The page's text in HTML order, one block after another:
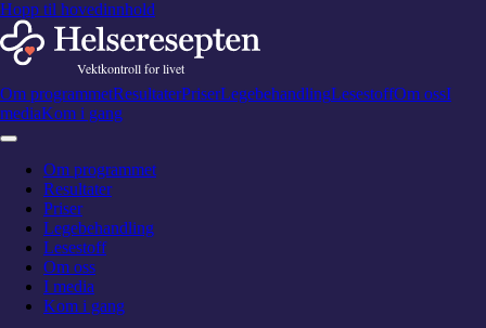
Hopp til hovedinnhold
Om programmetResultaterPriserLegebehandlingLesestoffOm ossI
mediaKom i gang
Om programmet
Resultater
Priser
Legebehandling
Lesestoff
Om oss
I media
Kom i gang